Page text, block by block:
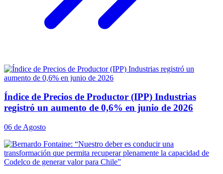
Índice de Precios de Productor (IPP) Industrias
registró un aumento de 0,6% en junio de 2026
06 de Agosto